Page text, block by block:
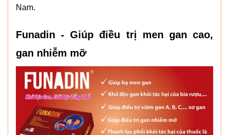
Nam.
Funadin - Giúp điều trị men gan cao,
gan nhiễm mỡ